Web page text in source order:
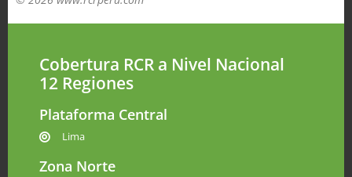
Cobertura RCR a Nivel Nacional
12 Regiones
Plataforma Central
Lima
Zona Norte